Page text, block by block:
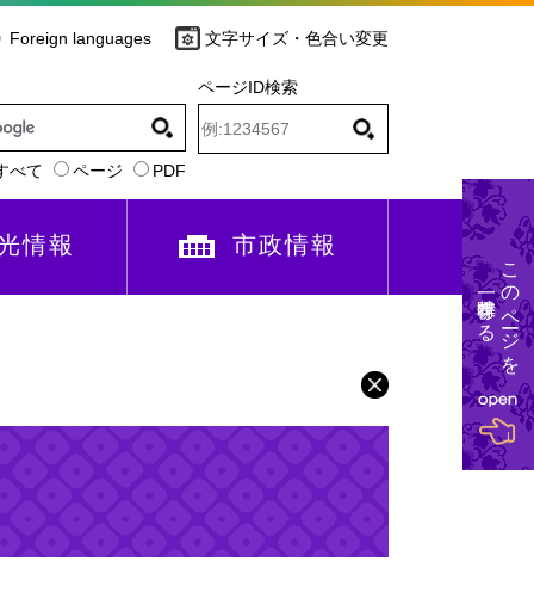
Foreign languages 文字サイズ・色合い変更
べて ページ PDF
ページID検索
情報 市政情報
このページを
一時保存する